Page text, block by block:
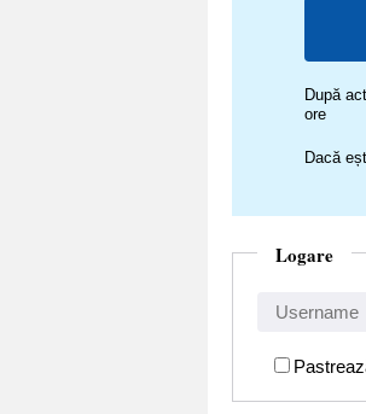
După
ore
Dacă
Logare